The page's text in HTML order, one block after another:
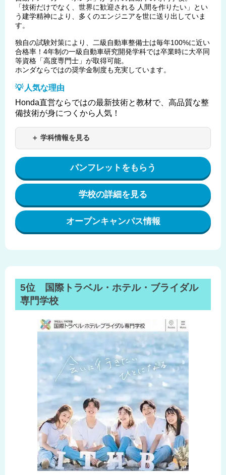
「技術だけでなく、世界に歓迎される 人間を作りたい」とい
う建学精神により、多くのエンジニアを世に送り出していま
す。
独自の試験対策により、二級自動車整備士は毎年100%に近い
合格率！4年制の一級自動車研究開発学科では卒業時に大卒同
等資格「高度専門士」が取得可能。
ホンダならではの奨学金制度も充実しています。
人気な理由
Honda直営ならではの最新技術と教材で、高品質な整
備技術が身につくから人気！
＋ 学科情報を見る
パンフレットをもらう
学校の詳細を見る
オープンキャンパス情報
5位 国際トラベル・ホテル・ブライダル
専門学校